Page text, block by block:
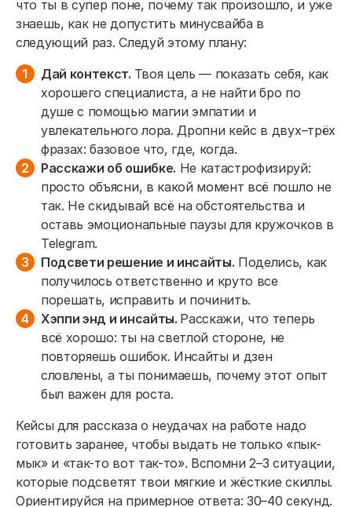
что ты в супер поне, почему так произошло, и уже
знаешь, как не допустить минусвайба в
следующий раз. Следуй этому плану:
Дай контекст. Твоя цель — показать себя, как
хорошего специалиста, а не найти бро по
душе с помощью магии эмпатии и
увлекательного лора. Дропни кейс в двух–трёх
фразах: базовое что, где, когда.
Расскажи об ошибке. Не катастрофизируй:
просто объясни, в какой момент всё пошло не
так. Не скидывай всё на обстоятельства и
оставь эмоциональные паузы для кружочков в
Telegram.
Подсвети решение и инсайты. Поделись, как
получилось ответственно и круто все
порешать, исправить и починить.
Хэппи энд и инсайты. Расскажи, что теперь
всё хорошо: ты на светлой стороне, не
повторяешь ошибок. Инсайты и дзен
словлены, а ты понимаешь, почему этот опыт
был важен для роста.
Кейсы для рассказа о неудачах на работе надо
готовить заранее, чтобы выдать не только «пык-
мык» и «так-то вот так-то». Вспомни 2–3 ситуации,
которые подсветят твои мягкие и жёсткие скиллы.
Ориентируйся на примерное ответа: 30–40 секунд.